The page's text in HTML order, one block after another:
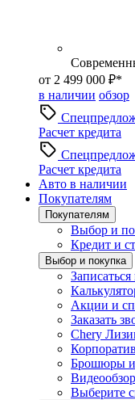
от 2 499 000 ₽*
в наличии обзор
Расчет кредита
Расчет кредита
Авто в наличии
Покупателям
Покупателям
Выбор и
Кредит и
Выбор и покупка
Записаться
Акции и
Заказать
Chery
Брошюры и
Выберите